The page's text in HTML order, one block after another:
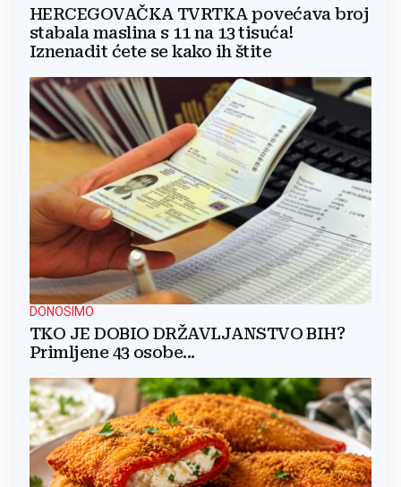
HERCEGOVAČKA TVRTKA povećava broj
stabala maslina s 11 na 13 tisuća!
Iznenadit ćete se kako ih štite
DONOSIMO
TKO JE DOBIO DRŽAVLJANSTVO BIH?
Primljene 43 osobe...